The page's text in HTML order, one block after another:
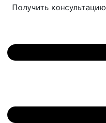
Получить консультацию